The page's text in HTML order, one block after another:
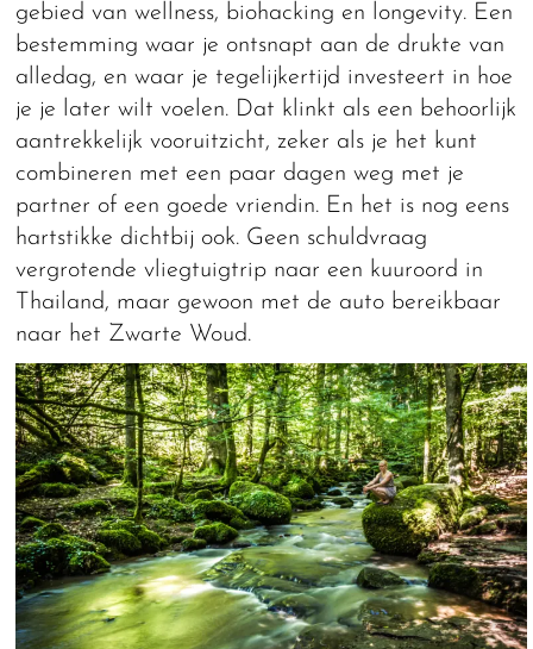
gebied van wellness, biohacking en longevity. Een
bestemming waar je ontsnapt aan de drukte van
alledag, en waar je tegelijkertijd investeert in hoe
je je later wilt voelen. Dat klinkt als een behoorlijk
aantrekkelijk vooruitzicht, zeker als je het kunt
combineren met een paar dagen weg met je
partner of een goede vriendin. En het is nog eens
hartstikke dichtbij ook. Geen schuldvraag
vergrotende vliegtuigtrip naar een kuuroord in
Thailand, maar gewoon met de auto bereikbaar
naar het Zwarte Woud.